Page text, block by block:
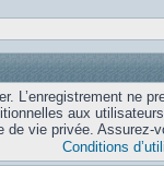
L’enregistrement ne
aux
de vie privée.
Conditions